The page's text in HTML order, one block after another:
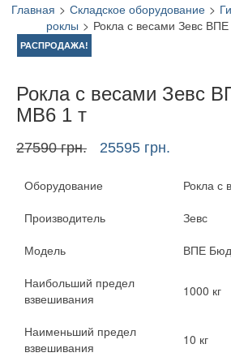
Главная > Складское оборудование >
роклы > Рокла с весами Зевс
РАСПРОДАЖА!
Рокла с весами Зевс
МВ6 1 т
27590грн.
Первоначальная
составляла
27590 грн..
25595 грн.
25595
Оборудование
Рокла с
Производитель
Зевс
Модель
ВПЕ
Наибольший предел
взвешивания
1000 кг
Наименьший предел
взвешивания
10 кг